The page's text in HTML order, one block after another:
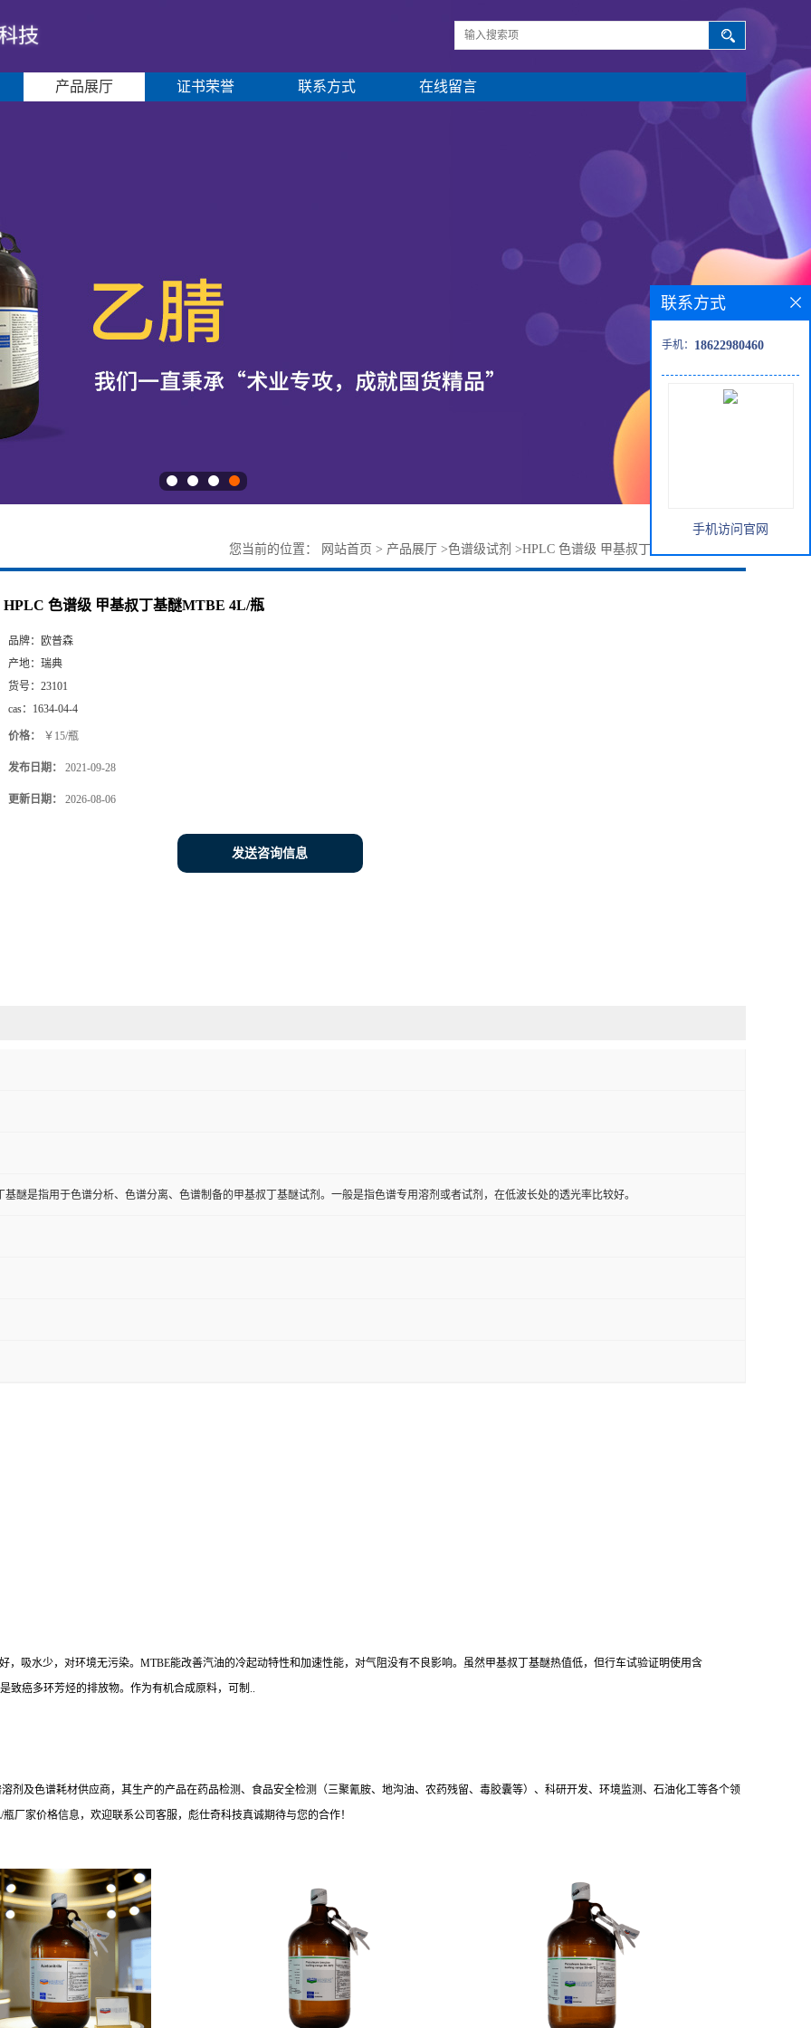
产品展厅 证书荣誉 联系方式 在线留言
您当前的位置： 网站首页 > 产品展厅 >色谱级试剂 >HPLC 色谱级 甲基叔丁基醚MTBE 4L/瓶
HPLC 色谱级 甲基叔丁基醚MTBE 4L/瓶
品牌：
欧普森
产地： 瑞典
货号： 23101
cas： 1634-04-4
价格： ￥15/瓶
发布日期： 2021-09-28
更新日期： 2026-08-06
发送咨询信息
基醚是指用于色谱分析、色谱分离、色谱制备的甲基叔丁基醚试剂。一般是指色谱专用溶剂或者试剂，在低波长处的透光率比较好。
吸水少，对环境无污染。MTBE能改善汽油的冷起动特性和加速性能，对气阻没有不良影响。虽然甲基叔丁基醚热值低，但行车试验证明使用含
致癌多环芳烃的排放物。作为有机合成原料，可制..
剂及色谱耗材供应商，其生产的产品在药品检测、食品安全检测（三聚氰胺、地沟油、农药残留、毒胶囊等）、科研开发、环境监测、石油化工等各个领
厂家价格信息，欢迎联系公司客服，彪仕奇科技真诚期待与您的合作！
联系方式
手机： 18622980460
手机访问官网